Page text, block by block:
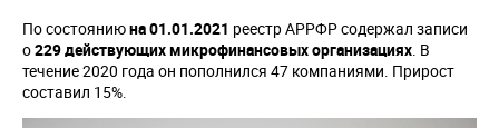
По состояниюна 01.01.2021 реестр АРРФР содержал записи
о229 действующих микрофинансовых организациях. В
течение 2020 года он пополнился 47 компаниями. Прирост
составил 15%.